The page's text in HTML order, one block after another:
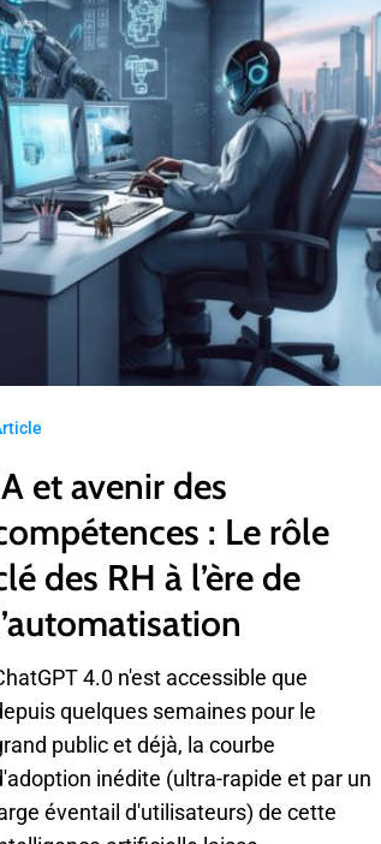
et avenir des
: Le rôle
des RH à l’ère de
4.0 n'est accessible que
quelques semaines pour le
public et déjà, la courbe
inédite (ultra-rapide et par un
éventail d'utilisateurs) de cette